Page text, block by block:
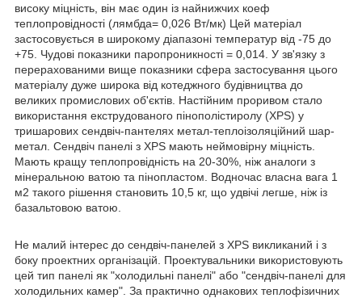
високу міцність, він має один із найнижчих коеф
теплопровідності (лямбда= 0,026 Вт/мк) Цей матеріал
застосовується в широкому діапазоні температур від -75 до
+75. Чудові показники паропроникності = 0,014. У зв'язку з
перерахованими вище показники сфера застосування цього
матеріалу дуже широка від котеджного будівництва до
великих промислових об'єктів. Настійним проривом стало
використання екструдованого пінополістиролу (XPS) у
тришарових сендвіч-пантелях метал-теплоізоляційний шар-
метал. Сендвіч панелі з XPS мають неймовірну міцність.
Мають кращу теплопровідність на 20-30%, ніж аналоги з
мінеральною ватою та пінопластом. Водночас власна вага 1
м2 такого рішення становить 10,5 кг, що удвічі легше, ніж із
базальтовою ватою.
Не малий інтерес до сендвіч-панелей з XPS викликаний і з
боку проектних організацій. Проектувальники використовують
цей тип панелі як "холодильні панелі" або "сендвіч-панелі для
холодильних камер". За практично однакових теплофізичних